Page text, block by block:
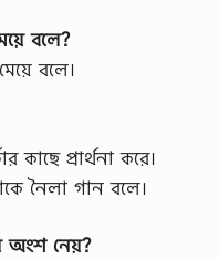
বলে?
বলে।
কাছে প্রার্থনা করে।
নৈলা গান বলে।
অংশ নেয়?